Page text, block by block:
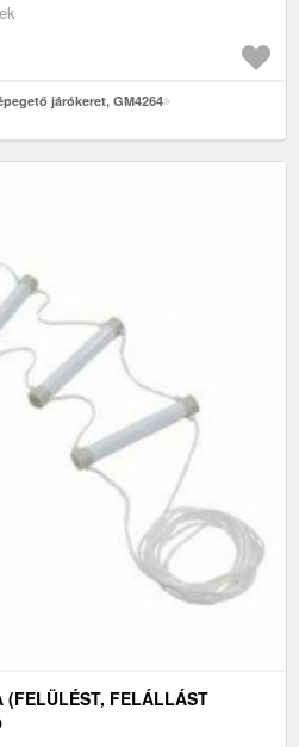
járókeret, GM4264
(FELÜLÉST, FELÁLLÁST